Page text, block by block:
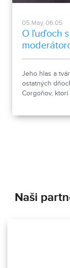
05.May, 06:05
O ľuďoch
Jeho hlas a
ostatných
Corgoňov,
Naši